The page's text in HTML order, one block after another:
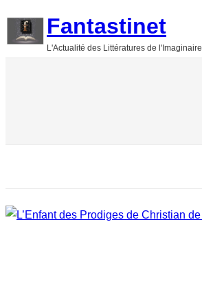
Fantastinet
L'Actualité des Littératures de l'Imaginaire